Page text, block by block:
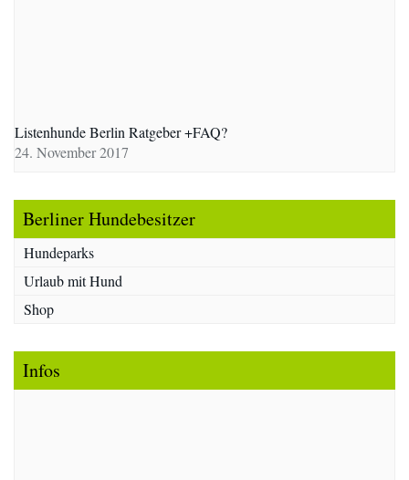
Listenhunde Berlin Ratgeber +FAQ?
24. November 2017
Berliner Hundebesitzer
Hundeparks
Urlaub mit Hund
Shop
Infos